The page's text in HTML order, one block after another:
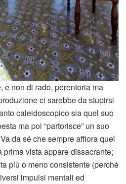
e non di rado, perentoria ma
ci sarebbe da stupirsi
caleidoscopico sia quel suo
ma poi “partorisce” un suo
da sé che sempre affiora quel
vista appare dissacrante;
più o meno consistente (perché
impulsi mentali ed